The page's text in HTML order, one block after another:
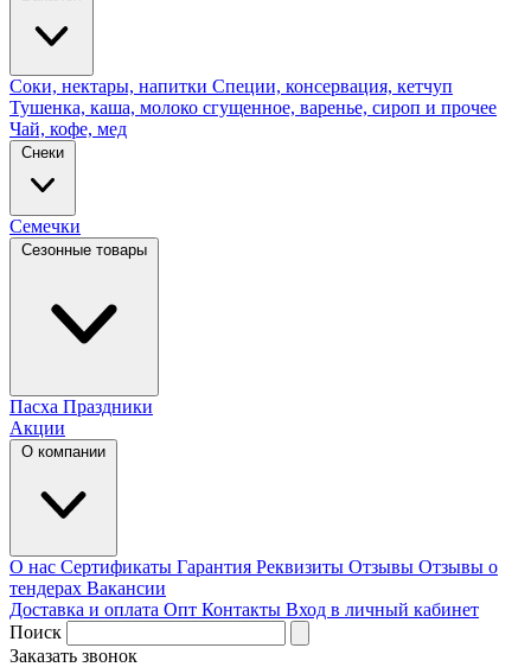
Соки, нектары, напитки Специи, консервация, кетчуп
Тушенка, каша, молоко сгущенное, варенье, сироп и прочее
Чай, кофе, мед
Снеки
Семечки
Сезонные товары
Пасха Праздники
Акции
О компании
О нас Сертификаты Гарантия Реквизиты Отзывы Отзывы о
тендерах Вакансии
Доставка и оплата Опт Контакты Вход в личный кабинет
Поиск
Заказать звонок